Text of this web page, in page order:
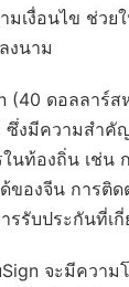
เงื่อนไข ช่ว
งนาม
(40 ดอลลาร์
งมีความสำคั
ท้องถิ่น เช่น
ของจีน การ
รับประกันที่เ
จะมีควา